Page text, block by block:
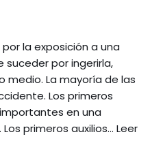
la exposición a una
suceder por ingerirla,
medio. La mayoría de las
Los primeros
en una
primeros auxilios… Leer